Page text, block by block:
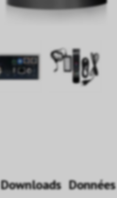
Downloads Données